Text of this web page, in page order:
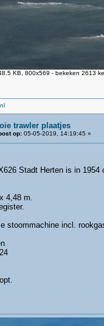
KB, 800x569 - bekeken 2613
trawler plaatjes
op:05-05-2019, 14:19:45 »
Stadt Herten is in
4,48 m.
stoommachine incl.